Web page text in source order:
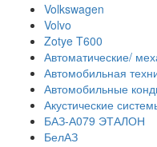
Volkswagen
Volvo
Zotye T600
Автоматические/
Автомобильная
Автомобильные
Акустические
БАЗ-А079 ЭТАЛОН
БелАЗ